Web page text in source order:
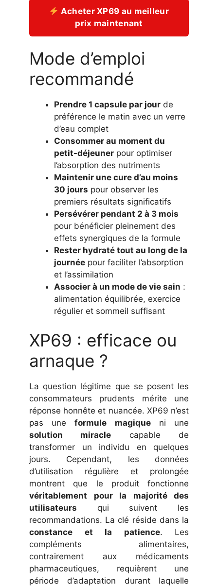
Acheter XP69 au meilleur
prix maintenant
Mode d’emploi
recommandé
Prendre 1 capsule par jour de
préférence le matin avec un verre
d’eau complet
Consommer au moment du
petit-déjeuner pour optimiser
l’absorption des nutriments
Maintenir une cure d’au moins
30 jours pour observer les
premiers résultats significatifs
Persévérer pendant 2 à 3 mois
pour bénéficier pleinement des
effets synergiques de la formule
Rester hydraté tout au long de la
journée pour faciliter l’absorption
et l’assimilation
Associer à un mode de vie sain :
alimentation équilibrée, exercice
régulier et sommeil suffisant
XP69 : efficace ou
arnaque ?
La question légitime que se posent les
consommateurs prudents mérite une
réponse honnête et nuancée. XP69 n’est
pas uneformule magiqueni une
solution miracle capable de
transformer un individu en quelques
jours. Cependant, les données
d’utilisation régulière et prolongée
montrent que le produit fonctionne
véritablement pour la majorité des
utilisateurs qui suivent les
recommandations. La clé réside dans la
constance et la patience. Les
compléments alimentaires,
contrairement aux médicaments
pharmaceutiques, requièrent une
période d’adaptation durant laquelle